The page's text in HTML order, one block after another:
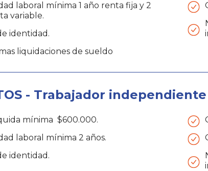
laboral mínima 1 año renta fija y 2
variable.
identidad.
liquidaciones de sueldo
- Trabajador independiente
mínima $600.000.
laboral mínima 2 años.
identidad.